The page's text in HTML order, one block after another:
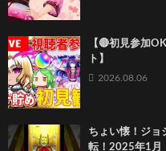
【🔴初見参加
ト】
2026.08.06
ちょい懐！ジョ
転！2025年1月